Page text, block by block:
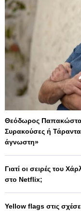
Θεόδωρος
Συρακούσες ή
άγνωστη»
Γιατί οι σειρές του
στο Netflix;
Yellow flags στις